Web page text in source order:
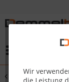
Wir
Übersicht